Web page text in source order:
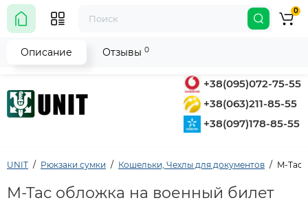
+38(095)072-75-55
+38(063)211-85-55
+38(097)178-85-55
0
UNIT Рюкзаки сумки Кошельки, Чехлы для документов M-Tac
M-Tac обложка на военный билет
Описание Отзывы 0